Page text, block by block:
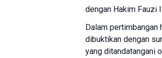
dengan Hakim Fauzi
Dalam pertimbangan
dibuktikan dengan
yang ditandatangani